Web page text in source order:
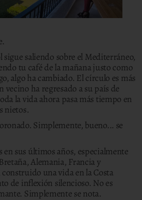
sigue saliendo sobre el Mediterráneo,
tu café de la mañana justo como
algo ha cambiado. El círculo es más
vecino ha regresado a su país de
la vida ahora pasa más tiempo en
nietos.
Simplemente, bueno... se
en sus últimos años, especialmente
Alemania, Francia y
una vida en la Costa
de inflexión silencioso. No es
Simplemente se nota.